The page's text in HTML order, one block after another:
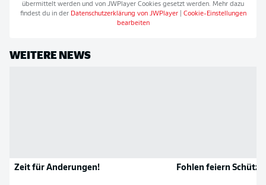
übermittelt werden und von JWPlayer Cookies gesetzt werden. Mehr dazu
findest du in der Datenschutzerklärung von JWPlayer| Cookie-Einstellungen
bearbeiten
WEITERE NEWS
Zeit für Änderungen! Fohlen feiern